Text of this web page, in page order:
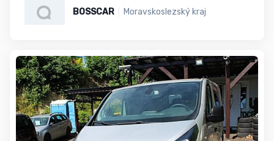
BOSSCAR Moravskoslezský kraj